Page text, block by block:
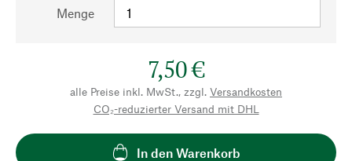
Menge
7,50 €
alle Preise inkl. MwSt., zzgl. Versandkosten
CO₂-reduzierter Versand mit DHL
In den Warenkorb